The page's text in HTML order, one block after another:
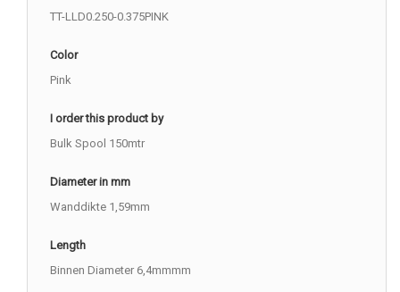
TT-LLD0.250-0.375PINK
Color
Pink
I order this product by
Bulk Spool 150mtr
Diameter in mm
Wanddikte 1,59mm
Length
Binnen Diameter 6,4mmmm